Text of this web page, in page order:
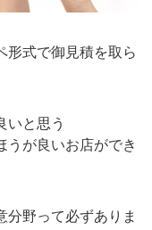
形式で御見積を取ら
いと思う
うが良いお店ができ
分野って必ずありま